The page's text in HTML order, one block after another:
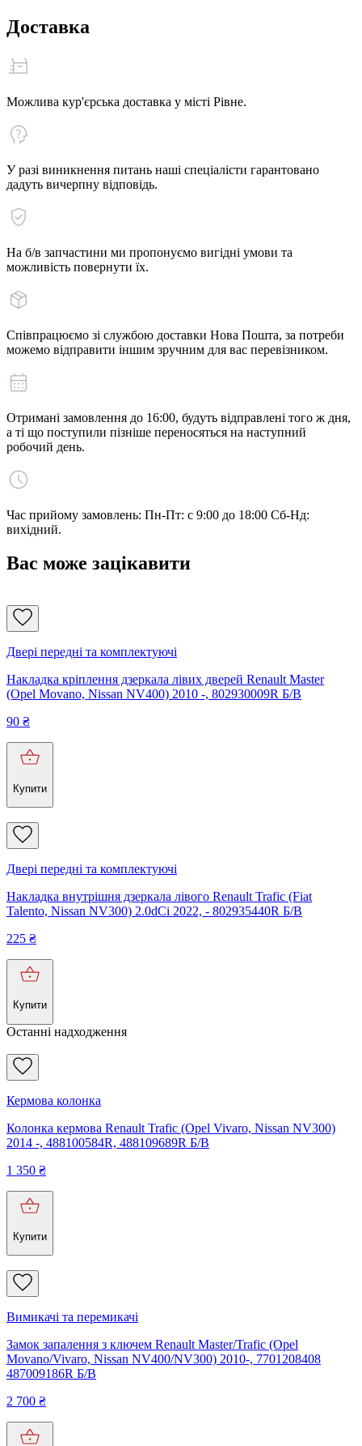
Доставка
Можлива кур'єрська доставка у місті Рівне.
У разі виникнення питань наші спеціалісти гарантовано
дадуть вичерпну відповідь.
На б/в запчастини ми пропонуємо вигідні умови та
можливість повернути їх.
Співпрацюємо зі службою доставки Нова Пошта, за потреби
можемо відправити іншим зручним для вас перевізником.
Отримані замовлення до 16:00, будуть відправлені того ж дня,
а ті що поступили пізніше переносяться на наступний
робочий день.
Час прийому замовлень: Пн-Пт: с 9:00 до 18:00 Сб-Нд:
вихідний.
Вас може зацікавити
Двері передні та комплектуючі
Накладка кріплення дзеркала лівих дверей Renault Master
(Opel Movano, Nissan NV400) 2010 -, 802930009R Б/В
90 ₴
Купити
Двері передні та комплектуючі
Накладка внутрішня дзеркала лівого Renault Trafic (Fiat
Talento, Nissan NV300) 2.0dCi 2022, - 802935440R Б/В
225 ₴
Купити
Останні надходження
Кермова колонка
Колонка кермова Renault Trafic (Opel Vivaro, Nissan NV300)
2014 -, 488100584R, 488109689R Б/В
1 350 ₴
Купити
Вимикачі та перемикачі
Замок запалення з ключем Renault Master/Trafic (Opel
Movano/Vivaro, Nissan NV400/NV300) 2010-, 7701208408
487009186R Б/В
2 700 ₴